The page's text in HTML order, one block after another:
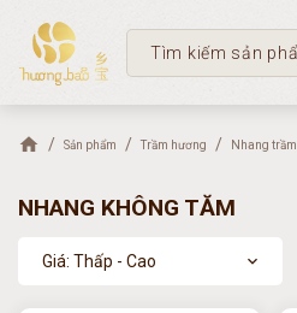
Sản phẩm Trầm hương Nhang trầm
NHANG KHÔNG TĂM
Giá: Thấp - Cao expand_more